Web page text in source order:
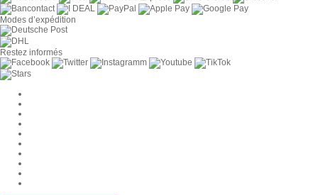
Modes d’expédition
Restez informés